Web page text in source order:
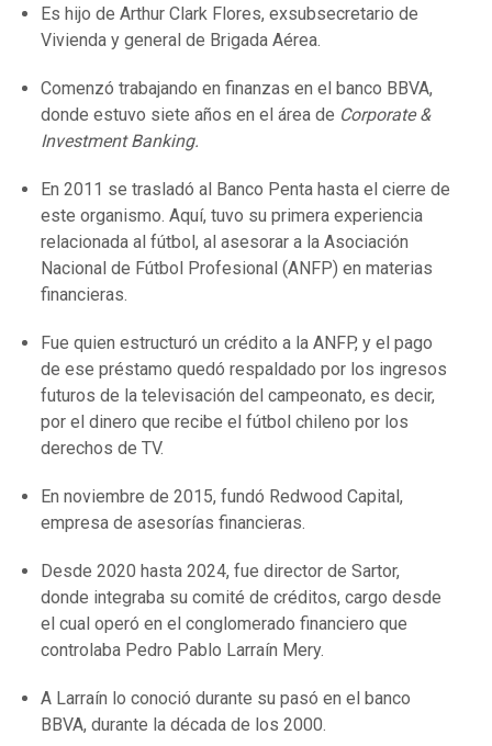
Es hijo de Arthur Clark Flores, exsubsecretario de
Vivienda y general de Brigada Aérea.
Comenzó trabajando en finanzas en el banco BBVA,
donde estuvo siete años en el área de Corporate &
Investment Banking.
En 2011 se trasladó al Banco Penta hasta el cierre de
este organismo. Aquí, tuvo su primera experiencia
relacionada al fútbol, al asesorar a la Asociación
Nacional de Fútbol Profesional (ANFP) en materias
financieras.
Fue quien estructuró un crédito a la ANFP, y el pago
de ese préstamo quedó respaldado por los ingresos
futuros de la televisación del campeonato, es decir,
por el dinero que recibe el fútbol chileno por los
derechos de TV.
En noviembre de 2015, fundó Redwood Capital,
empresa de asesorías financieras.
Desde 2020 hasta 2024, fue director de Sartor,
donde integraba su comité de créditos, cargo desde
el cual operó en el conglomerado financiero que
controlaba Pedro Pablo Larraín Mery.
A Larraín lo conoció durante su pasó en el banco
BBVA, durante la década de los 2000.